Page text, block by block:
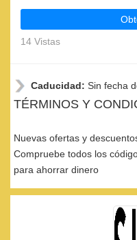
14 Vistas
Caducidad: Sin fecha
TÉRMINOS Y
Nuevas ofertas y
Compruebe todos los
para ahorrar dinero